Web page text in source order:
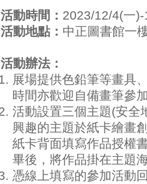
活動時間： 2023/12/4(一
活動地點： 中正圖書館一
活動辦法：
展場提供色鉛筆等畫具
時間亦歡迎自備畫筆參
活動設置三個主題(安全
興趣的主題於紙卡繪畫
紙卡背面填寫作品授權
畢後，將作品掛在主題
憑線上填寫的參加活動